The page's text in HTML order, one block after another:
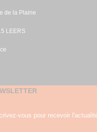
de la Plaine
LEERS
vous pour recevoir